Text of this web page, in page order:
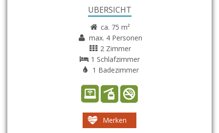
ÜBERSICHT
ca. 75 m²
max. 4 Personen
2 Zimmer
1 Schlafzimmer
1 Badezimmer
Merken